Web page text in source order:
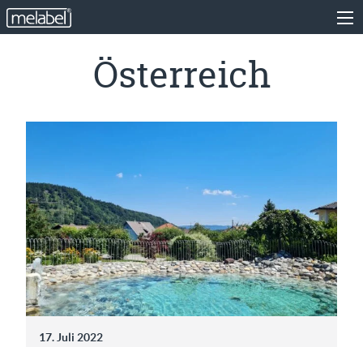
Österreich
17. Juli 2022